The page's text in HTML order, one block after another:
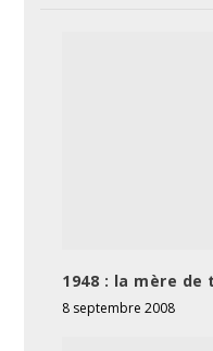
1948 : la mère
8 septembre 2008